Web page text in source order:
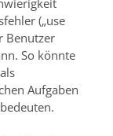
(„use
Benutzer
So könnte
Aufgaben